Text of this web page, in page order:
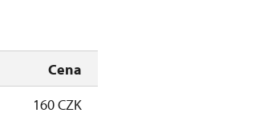
Cena
160 CZK